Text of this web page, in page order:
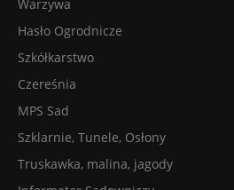
Warzywa
Hasło Ogrodnicze
Szkółkarstwo
Czereśnia
MPS Sad
Szklarnie, Tunele, Osłony
Truskawka, malina, jagody